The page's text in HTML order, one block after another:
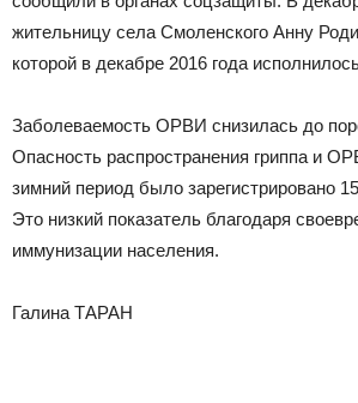
жительницу села Смоленского Анну
которой в декабре 2016 года
Заболеваемость ОРВИ снизилась до
Опасность распространения гриппа и
зимний период было зарегистрировано
Это низкий показатель благодаря
иммунизации населения.
Галина ТАРАН